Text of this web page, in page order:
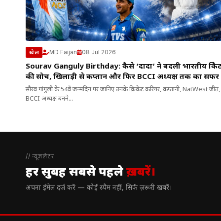
खेल MD Faijan 08 Jul 2026
Sourav Ganguly Birthday: कैसे ‘दादा’ ने बदली भारतीय क्रिकेट
की सोच, खिलाड़ी से कप्तान और फिर BCCI अध्यक्ष तक का सफर
सौरव गांगुली के 54वें जन्मदिन पर जानिए उनके क्रिकेट करियर, कप्तानी, NatWest जीत,
BCCI अध्यक्ष बनने...
// न्यूज़लेटर
हर सुबह सबसे पहलेख़बरें।
अपना ईमेल दर्ज करें — कोई स्पैम नहीं, सिर्फ ज़रूरी खबरें।